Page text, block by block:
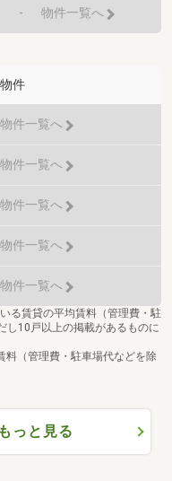
- 物件一覧へ
物件
物件一覧へ
物件一覧へ
物件一覧へ
物件一覧へ
物件一覧へ
る賃貸の平均賃料（管理費・駐
し10戸以上の掲載があるものに
料（管理費・駐車場代などを除
っと見る